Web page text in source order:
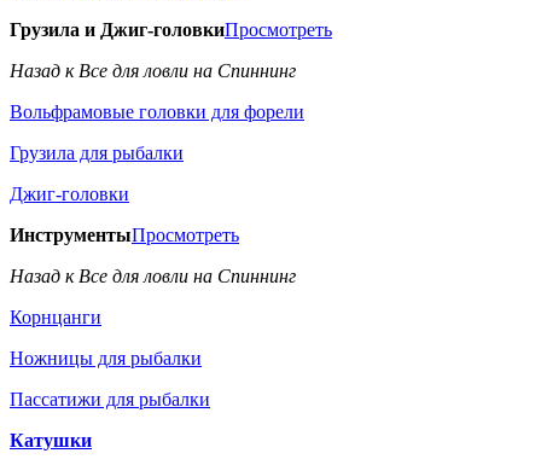
Грузила и Джиг-головкиПросмотреть
Назад к Все для ловли на Спиннинг
Вольфрамовые головки для форели
Грузила для рыбалки
Джиг-головки
ИнструментыПросмотреть
Назад к Все для ловли на Спиннинг
Корнцанги
Ножницы для рыбалки
Пассатижи для рыбалки
Катушки